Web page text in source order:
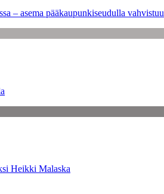
– asema pääkaupunkiseudulla vahvistuu
Heikki Malaska